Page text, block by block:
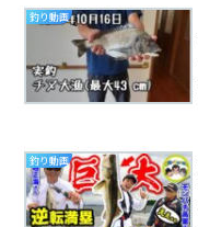
釣り動画
釣り動画